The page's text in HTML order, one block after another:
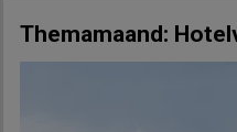
Themamaand: